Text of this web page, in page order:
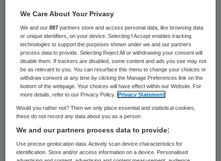
(onder meer preventie) wil dat mensen in
hun eigen buurt makkelijker goede
informatie krijgen over vaccinaties en het
belang daarvan. Er is al een zogeheten
wijkgerichte aanpak hiervoor, maar hij wil
die versterken.
Dat laat de VVD-bewindsman weten naar
aanleiding van de fors toegenomen gevallen
van mazelen. Karremans wil “alles op alles
We Care About Your Privacy
We and our887 partners store and access personal data, like browsing data
or unique identifiers, on your device. Selecting I Accept enables tracking
technologies to support the purposes shown under we and our partners
process data to provide. Selecting Reject All or withdrawing your consent will
disable them. If trackers are disabled, some content and ads you see may not
be as relevant to you. You can resurface this menu to change your choices or
withdraw consent at any time by clicking the Manage Preferences link on the
bottom of the webpage. Your choices will have effect within our Website. For
more details, refer to our Privacy Policy.
Privacy Statement
Would you rather not? Then we only place essential and statistical cookies,
these do not record any data about you as a person
We and our partners process data to provide:
Use precise geolocation data. Actively scan device characteristics for
identification. Store and/or access information on a device. Personalised